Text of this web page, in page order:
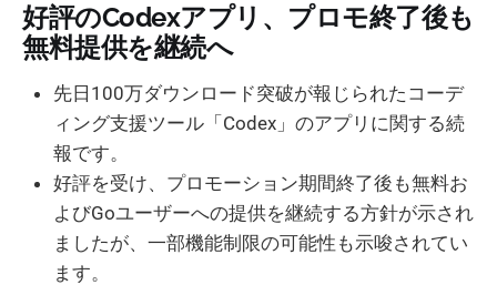
好評のCodexアプリ、プロモ終了後も
無料提供を継続へ
先日100万ダウンロード突破が報じられたコーデ
ィング支援ツール「Codex」のアプリに関する続
報です。
好評を受け、プロモーション期間終了後も無料お
よびGoユーザーへの提供を継続する方針が示され
ましたが、一部機能制限の可能性も示唆されてい
ます。